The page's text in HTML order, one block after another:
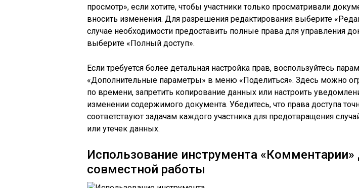
просмотр», если хотите, чтобы участники только просматривали
вносить изменения. Для разрешения редактирования выберите
случае необходимости предоставить полные права для управления
выберите «Полный доступ».
Если требуется более детальная настройка прав, воспользуйтесь
«Дополнительные параметры» в меню «Поделиться». Здесь можно
по времени, запретить копирование данных или настроить
изменении содержимого документа. Убедитесь, что права доступа
соответствуют задачам каждого участника для предотвращения
или утечек данных.
Использование инструмента «Комментарии»
совместной работы